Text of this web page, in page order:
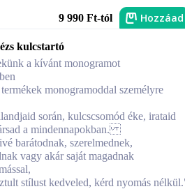
9 990 Ft-tól Hozzáad
kulcstartó
a kívánt monogramot
monogramoddal személyre
során, kulcscsomód éke, irataid
a mindennapokban.
barátodnak, szerelmednek,
vagy akár saját magadnak
stílust kedveled, kérd nyomás